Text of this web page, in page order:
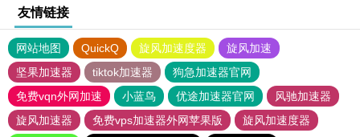
友情链接
网站地图 QuickQ 旋风加速度器
旋风加速
坚果加速器
tiktok加速器
狗急加速器官网
免费vqn外网加速
小蓝鸟 优途加速器官网
风驰加速器
旋风加速器
免费vps加速器外网苹果版
旋风加速度器